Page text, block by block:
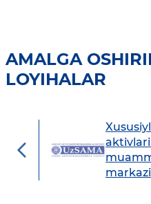
AMALGA
LOYIHALAR
markazi